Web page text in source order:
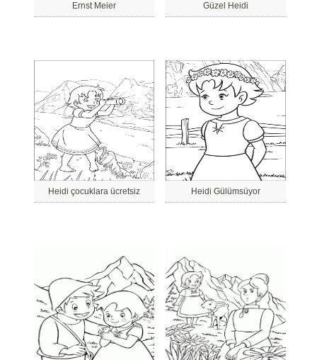
Ernst Meier Güzel Heidi
Heidi çocuklara ücretsiz Heidi Gülümsüyor